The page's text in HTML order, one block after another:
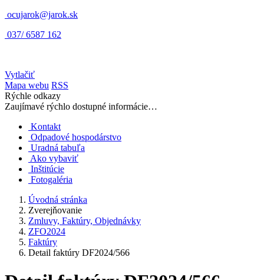
ocujarok@jarok.sk
037/ 6587 162
Vytlačiť
Mapa webu RSS
Rýchle odkazy
Zaujímavé rýchlo dostupné informácie…
Kontakt
Odpadové hospodárstvo
Uradná tabuľa
Ako vybaviť
Inštitúcie
Fotogaléria
Úvodná stránka
Zverejňovanie
Zmluvy, Faktúry, Objednávky
ZFO2024
Faktúry
Detail faktúry DF2024/566